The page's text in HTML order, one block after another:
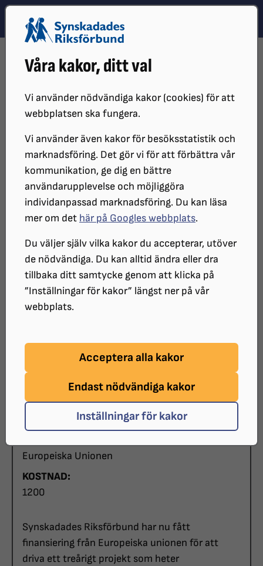
Våra kakor, ditt val
Vi använder nödvändiga kakor (cookies) för att
webbplatsen ska fungera.
Vi använder även kakor för besöksstatistik och
marknadsföring. Det gör vi för att förbättra vår
kommunikation, ge dig en bättre
användarupplevelse och möjliggöra
individanpassad marknadsföring. Du kan läsa
mer om det här på Googles webbplats.
Du väljer själv vilka kakor du accepterar, utöver
de nödvändiga. Du kan alltid ändra eller dra
tillbaka ditt samtycke genom att klicka på
”Inställningar för kakor” längst ner på vår
webbplats.
Acceptera alla kakor
Endast nödvändiga kakor
Inställningar för kakor
Hoppa till innehåll
Hoppa till hitta snabbt
REHABILITERING TILL ARBETE – ETT ESF-PROJEKT
Rehabilitering till Arbete – ett
ESF-projekt
Är du mellan 18 och upp till 63 år, har en
grav synnedsättning eller är blind, och
vill du ta ett steg vidare mot arbete eller
vara något för dig.
STARTDATUM:
2026-05-02
PLATS:
Almåsa Havshotell + digitalt via Microsoft
Teams
Europeiska Unionen
KOSTNAD:
1200
Synskadades Riksförbund har nu fått
finansiering från Europeiska unionen för att
driva ett treårigt projekt som heter